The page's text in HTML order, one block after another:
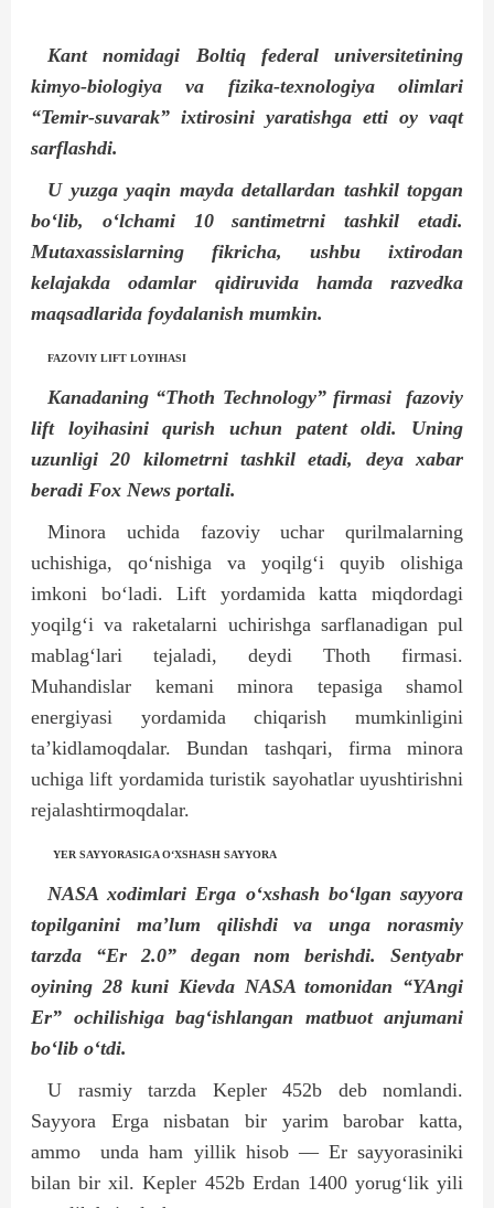
Kant nomidagi Boltiq federal universitetining
kimyo-biologiya va fizika-texnologiya olimlari
“Temir-suvarak” ixtirosini yaratishga etti oy vaqt
sarflashdi.
U yuzga yaqin mayda detallardan tashkil topgan
bo‘lib, o‘lchami 10 santimetrni tashkil etadi.
Mutaxassislarning fikricha, ushbu ixtirodan
kelajakda odamlar qidiruvida hamda razvedka
maqsadlarida foydalanish mumkin.
FAZOVIY LIFT LOYIHASI
Kanadaning “Thoth Technology” firmasi
fazoviy
lift loyihasini qurish uchun patent oldi. Uning
uzunligi 20 kilometrni tashkil etadi, deya xabar
beradi Fox News portali.
Minora uchida fazoviy uchar qurilmalarning
uchishiga, qo‘nishiga va yoqilg‘i quyib olishiga
imkoni bo‘ladi. Lift yordamida katta miqdordagi
yoqilg‘i va raketalarni uchirishga sarflanadigan pul
mablag‘lari tejaladi, deydi Thoth firmasi.
Muhandislar kemani minora tepasiga shamol
energiyasi yordamida chiqarish mumkinligini
ta’kidlamoqdalar. Bundan tashqari, firma minora
uchiga lift yordamida turistik sayohatlar uyushtirishni
rejalashtirmoqdalar.
YER SAYYORASIGA O‘XSHASH SAYYORA
NASA xodimlari Erga o‘xshash bo‘lgan sayyora
topilganini ma’lum qilishdi va unga norasmiy
tarzda “Er 2.0” degan nom berishdi. Sentyabr
oyining 28 kuni Kievda NASA tomonidan “YAngi
Er” ochilishiga bag‘ishlangan matbuot anjumani
bo‘lib o‘tdi.
U rasmiy tarzda Kepler 452b deb nomlandi.
Sayyora Erga nisbatan bir yarim barobar katta,
ammo
unda ham yillik hisob — Er sayyorasiniki
bilan bir xil. Kepler 452b Erdan 1400 yorug‘lik yili